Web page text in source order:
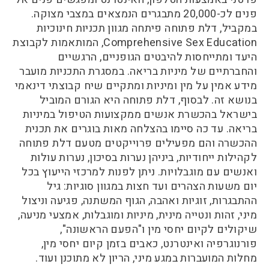
פנים לכ-20,000 מתבגרים הנמצאים במצבי מצוקה.
במקביל, דלת פתוחה פיתחה מגוון תכניות חינוכיות
Comprehensive Sex Education, המותאמות לקבוצת
היעד ומתייחסות להיבטים הגופניים, הרגשיים
והחברתיים של מיניות בריאה. במסגרת התכניות מועבר
מידע אמין על מין ומיניות ומתקיים שיח קבוצתי דינאמי
בנושא זה. לבסוף, דלת פתוחה היא הגורם המוביל
בישראל בהכשרת אנשים ממקצועות הטיפול במיניות
בריאה. עד כה סיימו בהצלחה מאות בוגרים את תכנית
ההכשרה והם מפעילים פרוייקטים מטעם דלת פתוחה
לקהילות ייחודיות, ביניהן נערות בסיכון, נערות עולות
ואנשים עם מוגבלויות. ניתן לפנות למרכזי הייעוץ בכל
יום משעות הצהרים ועד חצות במגוון סוגיות: גיל
ההתבגרות, זוגיות ואהבה, הגוף המשתנה, פגיעה וניצול
מיני, זהות ונטייה מינית, מיניות ומוגבלות, אמצעי מניעה,
שיקולים לקיום יחסי מין ו"הפעם הראשונה",
פורנוגרפיה ואינטרנט, כאבים בזמן קיום יחסי מין,
מחלות המועברות במגע מיני, הריון לא מתוכנן ועוד.